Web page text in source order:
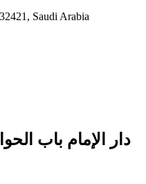
Saudi Arabia
دار الإمام باب